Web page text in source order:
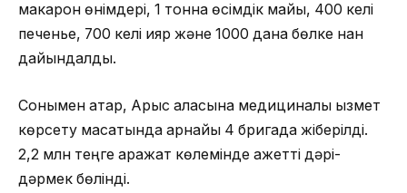
макарон өнімдері, 1 тонна өсімдік майы, 400 келі
печенье, 700 келі қияр және 1000 дана бөлке нан
дайындалды.
Сонымен қатар, Арыс қаласына медициналық қызмет
көрсету мақсатында арнайы 4 бригада жіберілді.
2,2 млн теңге қаражат көлемінде қажетті дәрі-
дәрмек бөлінді.